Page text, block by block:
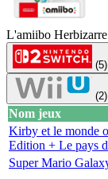
L'amiibo
(5)
(2)
Nom jeux
Kirby et le monde
Edition + Le pays
Super Mario